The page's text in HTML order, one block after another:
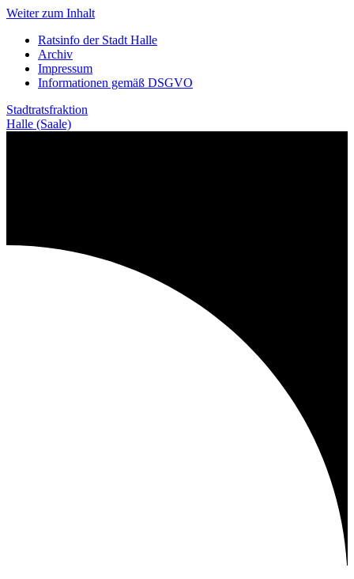
Weiter zum Inhalt
Ratsinfo der Stadt Halle
Archiv
Impressum
Informationen gemäß DSGVO
Stadtratsfraktion
Halle (Saale)